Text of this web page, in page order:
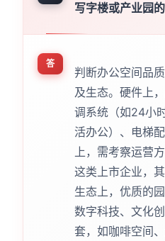
写字楼或产业园的
答
判断办公空间品
及生态。硬件上
调系统（如24小
活办公）、电梯
上，需考察运营
这类上市企业，
生态上，优质的
数字科技、文化
套，如咖啡空间